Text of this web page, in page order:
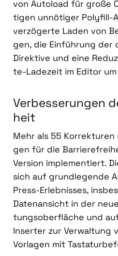
von Auto­load für gro­ße
ti­gen unnö­ti­ger Poly­fill-
ver­zö­ger­te Laden von
gen, die Ein­füh­rung
Direk­ti­ve und eine
te-Lade­zeit im Edi­tor um
Ver­bes­se­run­gen
heit
Mehr als 55
gen für die
Ver­si­on imple­men­tiert.
sich auf grund­le­gen­de
Press-Erleb­nis­ses,
Daten­an­sicht in der
tungs­ober­flä­che und
Inser­ter zur Ver­wal­tung
Vor­la­gen mit